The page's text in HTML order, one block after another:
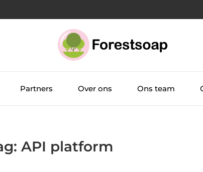
Partners Over ons Ons team
API platform